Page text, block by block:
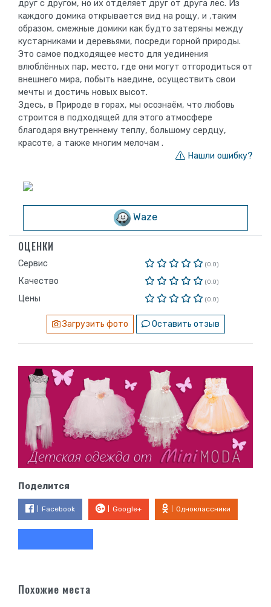
друг с другом, но их отделяет друг от друга лес. Из
каждого домика открывается вид на рощу, и ,таким
образом, смежные домики как будто затеряны между
кустарниками и деревьями, посреди горной природы.
Это самое подходящее место для уединения
влюблённых пар, место, где они могут отгородиться от
внешнего мира, побыть наедине, осуществить свои
мечты и достичь новых высот.
Здесь, в Природе в горах, мы осознаём, что любовь
строится в подходящей для этого атмосфере
благодаря внутреннему теплу, большому сердцу,
красоте, а также многим мелочам .
Нашли ошибку?
Waze
ОЦЕНКИ
Сервис (0.0)
Качество (0.0)
Цены (0.0)
Загрузить фото Оставить отзыв
Поделится
Facebook Google+ Одноклассники
Похожие места